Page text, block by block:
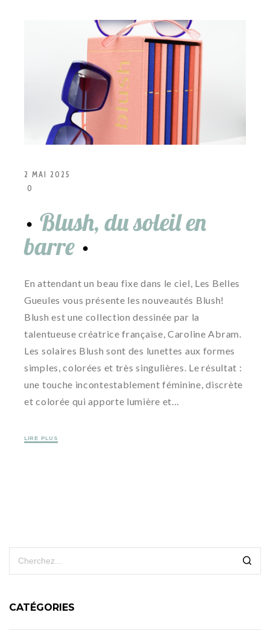
2 MAI 2025
0
Blush, du soleil en
barre
En attendant un beau fixe dans le ciel, Les Belles
Gueules vous présente les nouveautés Blush!
Blush est une collection dessinée par la
talentueuse créatrice française, Caroline Abram.
Les solaires Blush sont des lunettes aux formes
simples, colorées et très singulières. Le résultat :
une touche incontestablement féminine, discrète
et colorée qui apporte lumière et…
LIRE PLUS
CATÉGORIES